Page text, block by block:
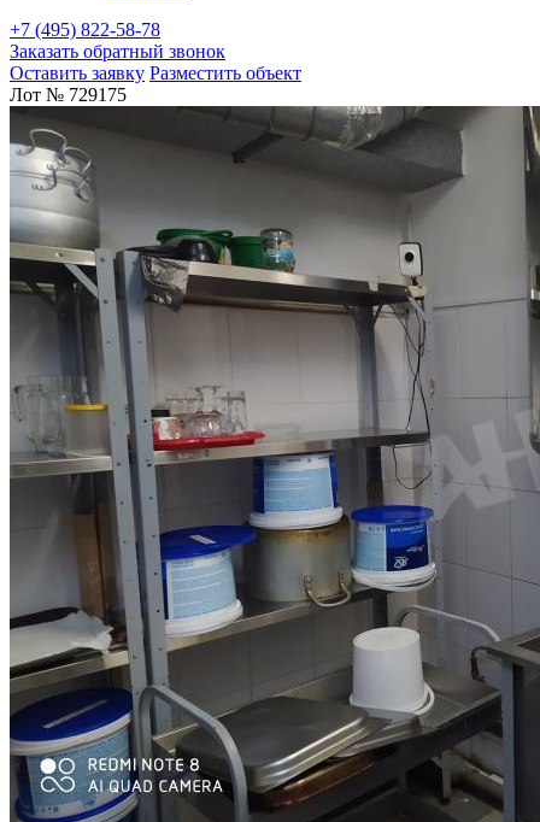
+7 (495) 822-58-78
Заказать обратный звонок
Оставить заявку Разместить объект
Лот № 729175